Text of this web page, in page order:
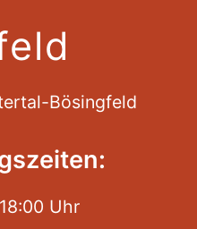
Bösingfeld
Uhr